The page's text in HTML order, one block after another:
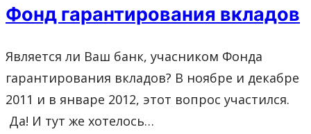
Фонд гарантирования вкладов
Является ли Ваш банк, учасником Фонда
гарантирования вкладов? В ноябре и декабре
2011 и в январе 2012, этот вопрос участился.
Да! И тут же хотелось…